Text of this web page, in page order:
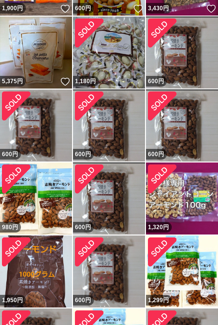
1,900円 いいね！
600円 いいね！
3,430円
5,375円 いいね！
1,180円 600円
600円 600円 600円
980 円 600円 1,320円
1,950円 600円 1,299円